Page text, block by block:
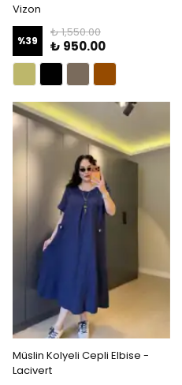
Vizon
%39
₺ 1,550.00
₺ 950.00
Müslin Kolyeli Cepli Elbise -
Lacivert